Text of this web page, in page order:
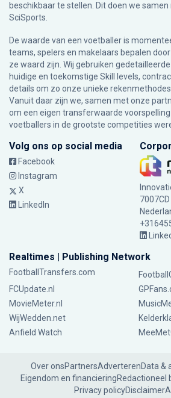
beschikbaar te stellen. Dit doen we
SciSports
De waarde van een voetballer is
teams, spelers en makelaars bepalen
ze waard zijn. Wij gebruiken
huidige en toekomstige Skill levels,
details om zo onze unieke
Vanuit daar zijn we, samen met onze
om een eigen transferwaarde
voetballers in de grootste competities
Volg ons op social media
Facebook
Instagram
X
LinkedIn
Realtimes | Publishing Network
FootballTransfers.com
FCUpdate.nl
MovieMeter.nl
WijWedden.net
Anfield Watch
Over onsPartnersAdverterenData &
Eigendom en financieringRedactioneel
Privacy policyDisclaimer